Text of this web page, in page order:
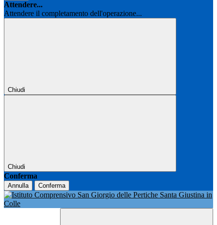
Attendere...
Attendere il completamento dell'operazione...
Chiudi
Chiudi
Conferma
Annulla Conferma